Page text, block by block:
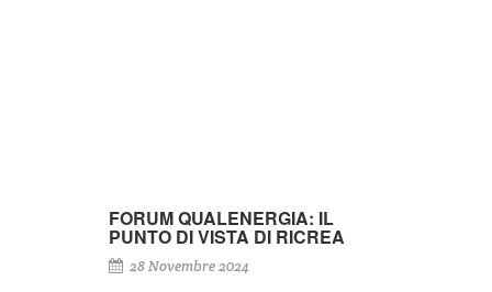
FORUM QUALENERGIA: IL
PUNTO DI VISTA DI RICREA
28 Novembre 2024